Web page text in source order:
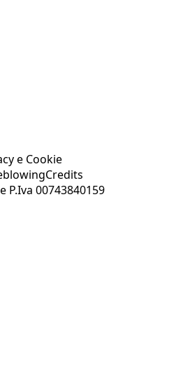
e Cookie
Credits
P.Iva 00743840159